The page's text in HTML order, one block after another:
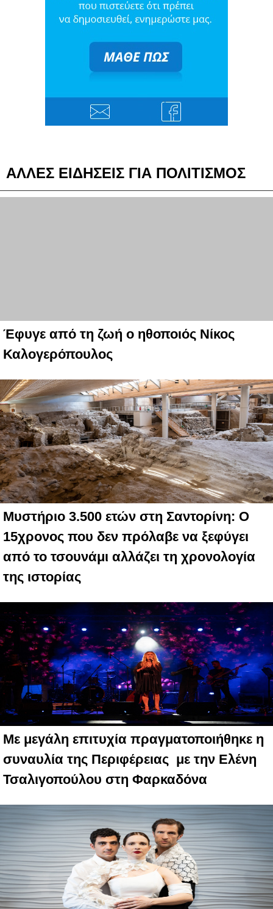
ΑΛΛΕΣ ΕΙΔΗΣΕΙΣ ΓΙΑ ΠΟΛΙΤΙΣΜΟΣ
Έφυγε από τη ζωή ο ηθοποιός Νίκος
Καλογερόπουλος
Μυστήριο 3.500 ετών στη Σαντορίνη: Ο
15χρονος που δεν πρόλαβε να ξεφύγει
από το τσουνάμι αλλάζει τη χρονολογία
της ιστορίας
Με μεγάλη επιτυχία πραγματοποιήθηκε η
συναυλία της Περιφέρειας με την Ελένη
Τσαλιγοπούλου στη Φαρκαδόνα